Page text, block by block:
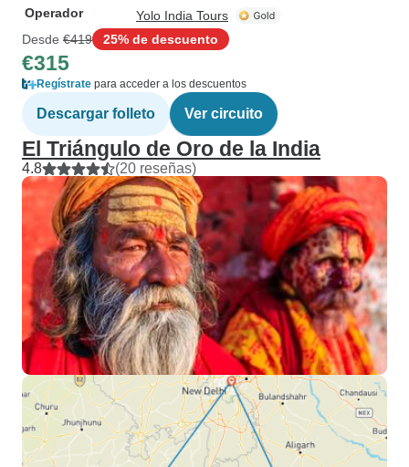
Operador
Yolo India Tours
Desde €419 25% de descuento
€315
Regístrate para acceder a los descuentos
Descargar folleto Ver circuito
El Triángulo de Oro de la India
4.8 (20 reseñas)